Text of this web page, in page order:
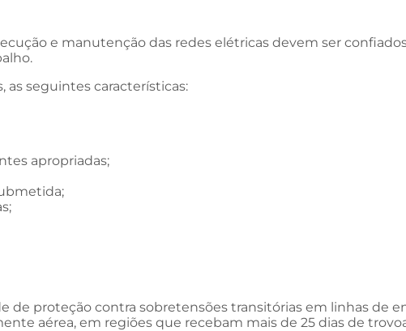
e manutenção das redes elétricas devem ser
as seguintes características:
apropriadas;
de proteção contra sobretensões transitórias em linhas de
aérea, em regiões que recebam mais de 25 dias de